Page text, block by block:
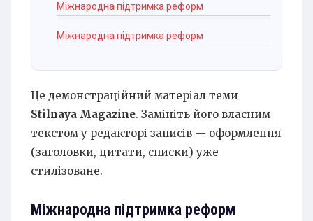
Міжнародна підтримка реформ
Міжнародна підтримка реформ
Це демонстраційний матеріал теми
Stilnaya Magazine. Замініть його власним
текстом у редакторі записів — оформлення
(заголовки, цитати, списки) уже
стилізоване.
Міжнародна підтримка реформ